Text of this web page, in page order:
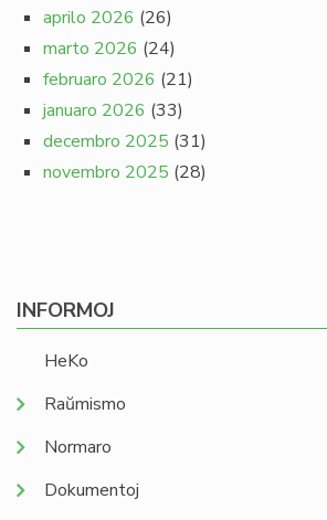
aprilo 2026 (26)
marto 2026 (24)
februaro 2026 (21)
januaro 2026 (33)
decembro 2025 (31)
novembro 2025 (28)
INFORMOJ
HeKo
Raŭmismo
Normaro
Dokumentoj